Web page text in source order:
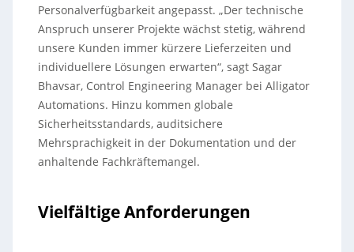
Personalverfügbarkeit angepasst. „Der technische
Anspruch unserer Projekte wächst stetig, während
unsere Kunden immer kürzere Lieferzeiten und
individuellere Lösungen erwarten“, sagt Sagar
Bhavsar, Control Engineering Manager bei Alligator
Automations. Hinzu kommen globale
Sicherheitsstandards, auditsichere
Mehrsprachigkeit in der Dokumentation und der
anhaltende Fachkräftemangel.
Vielfältige Anforderungen